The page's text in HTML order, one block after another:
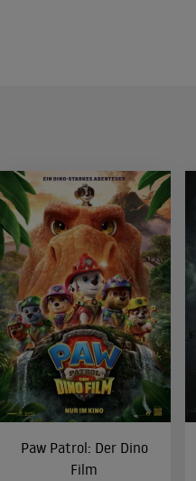
Paw Patrol: Der Dino
Film